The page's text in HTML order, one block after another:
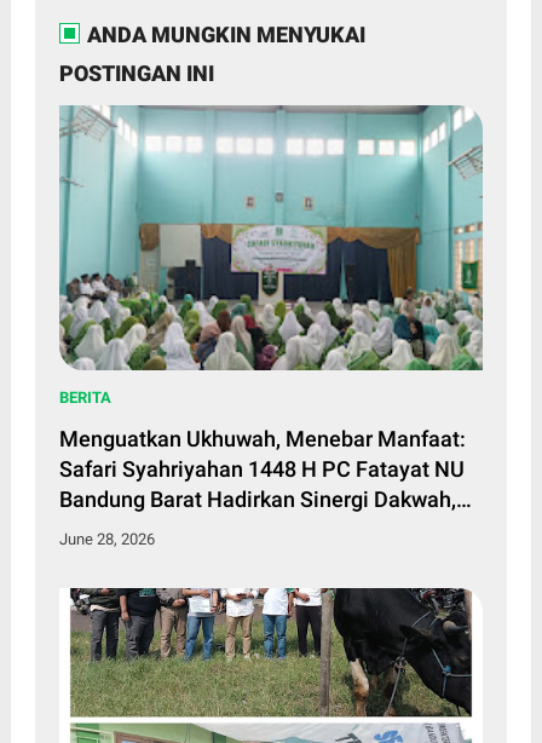
ANDA MUNGKIN MENYUKAI
POSTINGAN INI
BERITA
Menguatkan Ukhuwah, Menebar Manfaat:
Safari Syahriyahan 1448 H PC Fatayat NU
Bandung Barat Hadirkan Sinergi Dakwah,
Kepedulian Sosial, dan Pemberdayaan
June 28, 2026